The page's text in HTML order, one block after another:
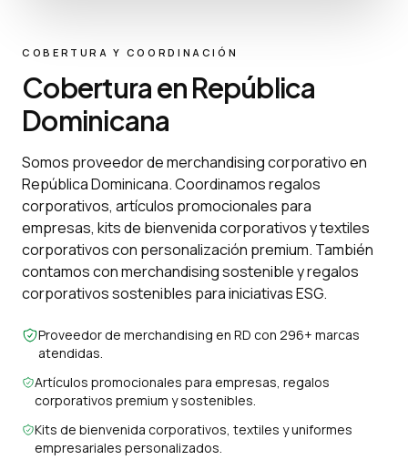
COBERTURA Y COORDINACIÓN
Cobertura en República
Dominicana
Somos proveedor de merchandising corporativo en
República Dominicana. Coordinamos regalos
corporativos, artículos promocionales para
empresas, kits de bienvenida corporativos y textiles
corporativos con personalización premium. También
contamos con merchandising sostenible y regalos
corporativos sostenibles para iniciativas ESG.
Proveedor de merchandising en RD con 296+ marcas
atendidas.
Artículos promocionales para empresas, regalos
corporativos premium y sostenibles.
Kits de bienvenida corporativos, textiles y uniformes
empresariales personalizados.